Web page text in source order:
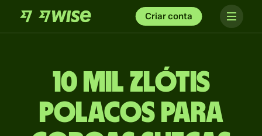
Criar conta
10 mil Zlótis
polacos para